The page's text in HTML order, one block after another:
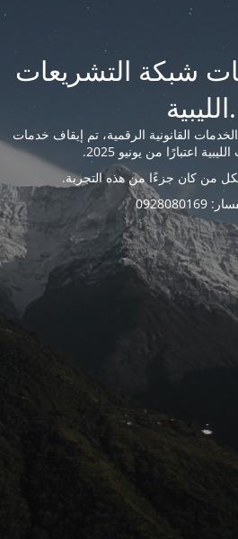
شبكة التشريعات
الليبية.
القانونية الرقمية، تم إيقاف خدمات
اعتبارًا من يونيو 2025.
من كان جزءًا من هذه التجربة.